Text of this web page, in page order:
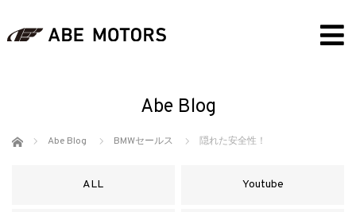
Abe Blog
ホーム Abe Blog BMWセールス 隠れた安全性！
ALL Youtube